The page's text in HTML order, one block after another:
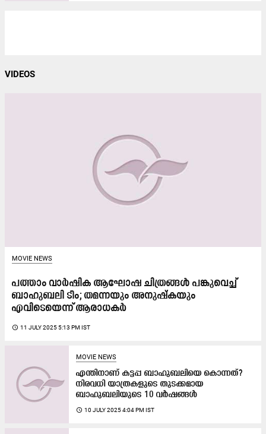
VIDEOS
MOVIE NEWS
പത്താം വാർഷിക ആഘോഷ ചിത്രങ്ങൾ പങ്കുവെച്ച്
ബാഹുബലി ടീം; തമന്നയും അനുഷ്കയും
എവിടെയെന്ന് ആരാധകർ
access_time 11 JULY 2025 5:13 PM IST
MOVIE NEWS
എന്തിനാണ് കട്ടപ്പ ബാഹുബലിയെ കൊന്നത്?
നിരവധി യാത്രകളുടെ തുടക്കമായ
ബാഹുബലിയുടെ 10 വർഷങ്ങൾ
access_time 10 JULY 2025 4:04 PM IST